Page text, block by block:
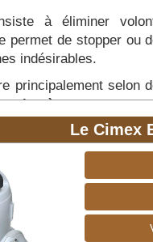
à éliminer
permet de stopper ou
indésirables.
principalement selon
une action préventive.
naturels et chimiques
Besoin
Le Cimex